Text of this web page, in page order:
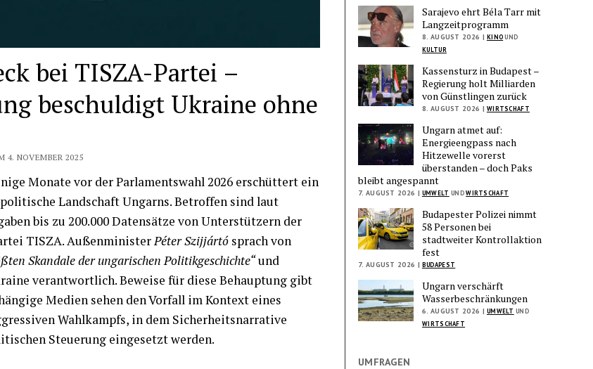
bei TISZA-Partei –
beschuldigt Ukraine ohne
4. NOVEMBER 2025
Monate vor der Parlamentswahl 2026 erschüttert ein
Landschaft Ungarns. Betroffen sind laut
bis zu 200.000 Datensätze von Unterstützern der
TISZA. AußenministerPéter Szijjártósprach von
Skandale der ungarischen Politikgeschichte“und
verantwortlich. Beweise für diese Behauptung gibt
Medien sehen den Vorfall im Kontext eines
Wahlkampfs, in dem Sicherheitsnarrative
Steuerung eingesetzt werden.
Sarajevo ehrt Béla Tarr mit
Langzeitprogramm
8. AUGUST 2026 | KINOUND
KULTUR
Kassensturz in Budapest –
Regierung holt Milliarden
von Günstlingen zurück
8. AUGUST 2026 | WIRTSCHAFT
Ungarn atmet auf:
Energieengpass nach
Hitzewelle vorerst
überstanden – doch Paks
bleibt angespannt
7. AUGUST 2026 | UMWELT UNDWIRTSCHAFT
Budapester Polizei nimmt
58 Personen bei
stadtweiter Kontrollaktion
fest
7. AUGUST 2026 | BUDAPEST
Ungarn verschärft
Wasserbeschränkungen
6. AUGUST 2026 | UMWELT UND
WIRTSCHAFT
UMFRAGEN